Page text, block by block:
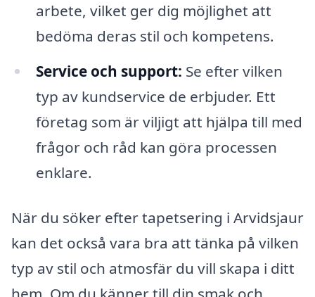
arbete, vilket ger dig möjlighet att
bedöma deras stil och kompetens.
Service och support: Se efter vilken
typ av kundservice de erbjuder. Ett
företag som är viljigt att hjälpa till med
frågor och råd kan göra processen
enklare.
När du söker efter tapetsering i Arvidsjaur
kan det också vara bra att tänka på vilken
typ av stil och atmosfär du vill skapa i ditt